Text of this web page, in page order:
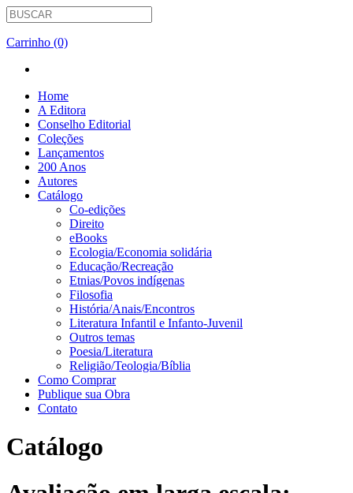
Carrinho (0)
Home
A Editora
Conselho Editorial
Coleções
Lançamentos
200 Anos
Autores
Catálogo
Co-edições
Direito
eBooks
Ecologia/Economia solidária
Educação/Recreação
Etnias/Povos indígenas
Filosofia
História/Anais/Encontros
Literatura Infantil e Infanto-Juvenil
Outros temas
Poesia/Literatura
Religião/Teologia/Bíblia
Como Comprar
Publique sua Obra
Contato
Catálogo